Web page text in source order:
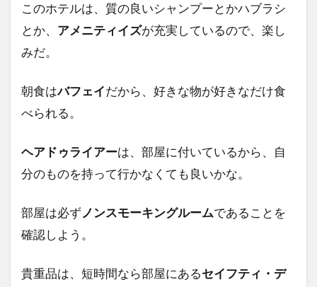
このホテルは、質の良いシャンプーとかハブラシ
とか、 アメニティイズが充実しているので、楽し
みだ。
朝食はバフェイだから、好きな物が好きなだけ食
べられる。
ヘアドゥライアーは、部屋に付いているから、自
分のものを持って行かなくても良いかな。
部屋は必ずノンスモーキングルームであることを
確認しよう。
貴重品は、短時間なら部屋にあるセイフティ・デ